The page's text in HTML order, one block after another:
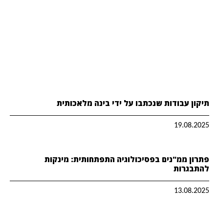
תיקון עבודות שנכתבו על ידי בינה מלאכותית
19.08.2025
פתרון ממ"נים בפסיכולוגיה התפתחותית: מינקות
להתבגרות
13.08.2025